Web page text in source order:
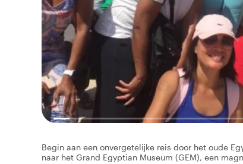
Begin aan een onvergetelijke reis door het oude
naar het Grand Egyptian Museum (GEM), een